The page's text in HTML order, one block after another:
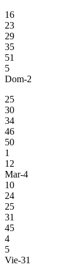
16
23
29
35
51
5
Dom-2
25
30
34
46
50
1
12
Mar-4
10
24
25
31
45
4
5
Vie-31